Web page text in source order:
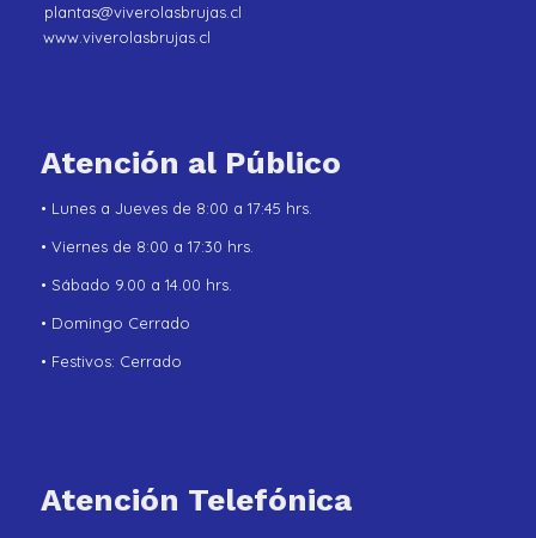
plantas@viverolasbrujas.cl
www.viverolasbrujas.cl
Atención al Público
• Lunes a Jueves de 8:00 a 17:45 hrs.
• Viernes de 8:00 a 17:30 hrs.
• Sábado 9.00 a 14.00 hrs.
• Domingo Cerrado
• Festivos: Cerrado
Atención Telefónica